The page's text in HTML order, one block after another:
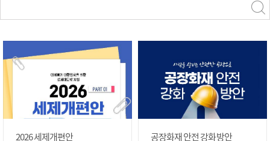
2026 세제개편안 공장화재 안전 강화 방안